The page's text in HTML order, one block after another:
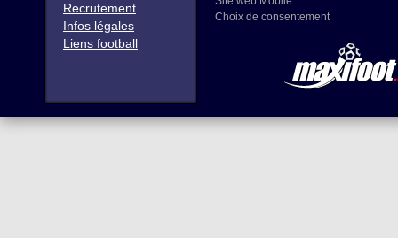
Recrutement
Infos légales
Liens football
Choix de consentement